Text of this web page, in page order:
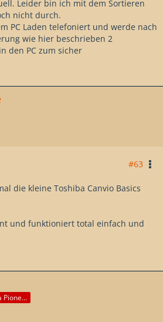
Leider bin ich mit dem Sortieren
nicht durch.
PC Laden telefoniert und werde nach
wie hier beschrieben 2
den PC zum sicher
#63
die kleine Toshiba Canvio Basics
und funktioniert total einfach und
Discover America Pioneer